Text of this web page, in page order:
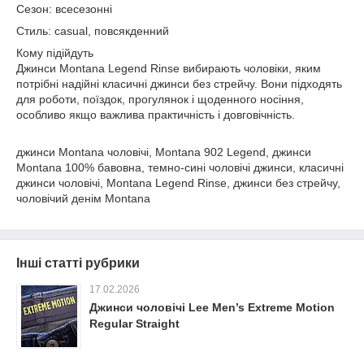
Сезон: всесезонні
Стиль: casual, повсякденний
Кому підійдуть
Джинси Montana Legend Rinse вибирають чоловіки, яким
потрібні надійні класичні джинси без стрейчу. Вони підходять
для роботи, поїздок, прогулянок і щоденного носіння,
особливо якщо важлива практичність і довговічність.
джинси Montana чоловічі, Montana 902 Legend, джинси
Montana 100% бавовна, темно-сині чоловічі джинси, класичні
джинси чоловічі, Montana Legend Rinse, джинси без стрейчу,
чоловічий денім Montana
Інші статті рубрики
17.02.2026
Джинси чоловічі Lee Men’s Extreme Motion
Regular Straight